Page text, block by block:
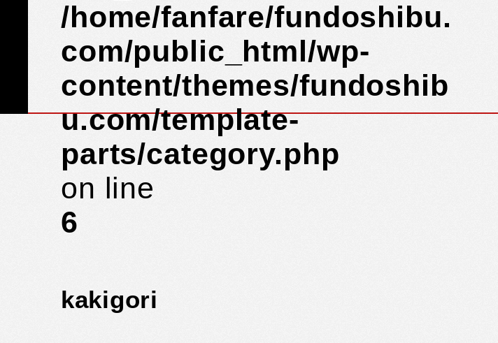
/home/fanfare/fundoshibu.
com/public_html/wp-
content/themes/fundoshib
u.com/template-
parts/category.php
on line
6
kakigori